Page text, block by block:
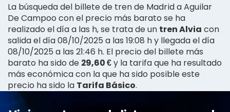
La búsqueda del billete de tren de Madrid a Aguilar
De Campoo con el precio más barato se ha
realizado el día a las h, se trata de un tren Alvia con
salida el día 08/10/2025 a las 19:08 h y llegada el día
08/10/2025 a las 21:46 h. El precio del billete más
barato ha sido de 29,60 €y la tarifa que ha resultado
más económica con la que ha sido posible este
precio ha sido la Tarifa Básico.